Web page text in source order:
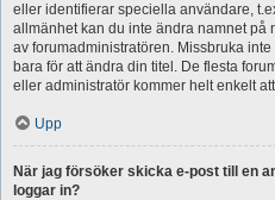
eller identifierar speciella användare,
allmänhet kan du inte ändra namnet på
av forumadministratören. Missbruka
bara för att ändra din titel. De flesta
eller administratör kommer helt enkelt
Upp
När jag försöker skicka e-post till en
loggar in?